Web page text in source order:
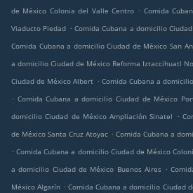
de México Colonia del Valle Centro . Comida
Viaducto Piedad . Comida Cubana a domicilio
Comida Cubana a domicilio Ciudad de México San
a domicilio Ciudad de México Reforma Iztaccihuatl
Ciudad de México Albert . Comida Cubana a
. Comida Cubana a domicilio Ciudad de México
domicilio Ciudad de México Ampliación Sinatel
.
de México Santa Cruz Atoyac . Comida Cubana a
. Comida Cubana a domicilio Ciudad de México
a domicilio Ciudad de México Buenos Aires .
México Algarín . Comida Cubana a domicilio Ciudad